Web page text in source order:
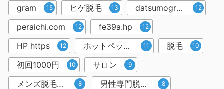
gram 15 ヒゲ脱毛 13 datsumogram-okinawa 12
peraichi.com 12 fe39a.hp 12
HP https 12 ホットペッパービューティー 11 脱毛 10
初回1000円 10 サロン 9
メンズ脱毛専門店 8 男性専門脱毛サロン 8